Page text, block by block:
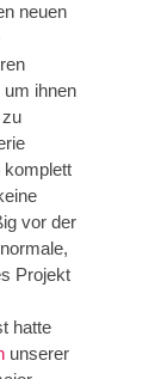
neuen
um ihnen
komplett
vor der
Projekt
hatte
unserer